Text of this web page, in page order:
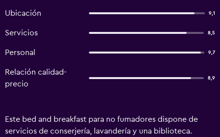
Ubicación 9,1
Servicios 8,5
Personal 9,7
Relación calidad-
precio
8,9
Este bed and breakfast para no fumadores dispone de
servicios de conserjería, lavandería y una biblioteca.